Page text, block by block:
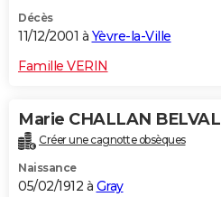
Décès
11/12/2001 à Yèvre-la-Ville
Famille VERIN
Marie CHALLAN BELVAL
Créer une cagnotte obsèques
Naissance
05/02/1912 à Gray